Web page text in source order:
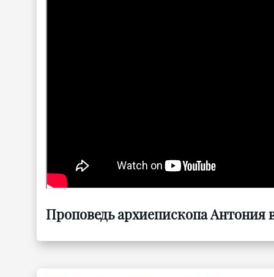
Проповедь архиепископа Антония